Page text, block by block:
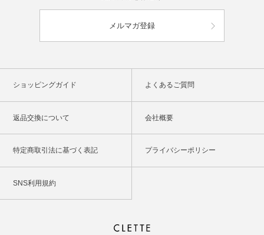
メルマガ登録
ショッピングガイド よくあるご質問
返品交換について 会社概要
特定商取引法に基づく表記 プライバシーポリシー
SNS利用規約